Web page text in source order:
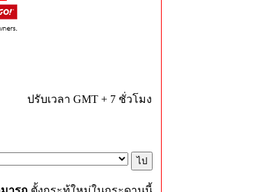
ปรับเวลา GMT + 7 ชั่วโมง